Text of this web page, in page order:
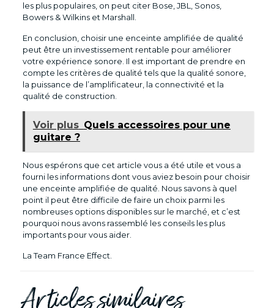
les plus populaires, on peut citer Bose, JBL, Sonos,
Bowers & Wilkins et Marshall.
En conclusion, choisir une enceinte amplifiée de qualité
peut être un investissement rentable pour améliorer
votre expérience sonore. Il est important de prendre en
compte les critères de qualité tels que la qualité sonore,
la puissance de l’amplificateur, la connectivité et la
qualité de construction.
Voir plus Quels accessoires pour une
guitare ?
Nous espérons que cet article vous a été utile et vous a
fourni les informations dont vous aviez besoin pour choisir
une enceinte amplifiée de qualité. Nous savons à quel
point il peut être difficile de faire un choix parmi les
nombreuses options disponibles sur le marché, et c’est
pourquoi nous avons rassemblé les conseils les plus
importants pour vous aider.
La Team France Effect.